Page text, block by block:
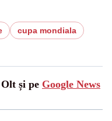
cupa mondiala
și pe Google News